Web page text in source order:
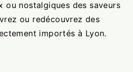
ou nostalgiques des saveurs
ou redécouvrez des
importés à Lyon.